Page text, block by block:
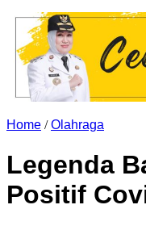
Home /Olahraga
Legenda
Positif